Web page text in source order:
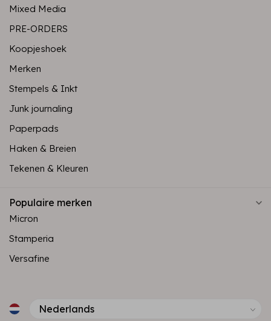
Mixed Media
PRE-ORDERS
Koopjeshoek
Merken
Stempels & Inkt
Junk journaling
Paperpads
Haken & Breien
Tekenen & Kleuren
Populaire merken
Micron
Stamperia
Versafine